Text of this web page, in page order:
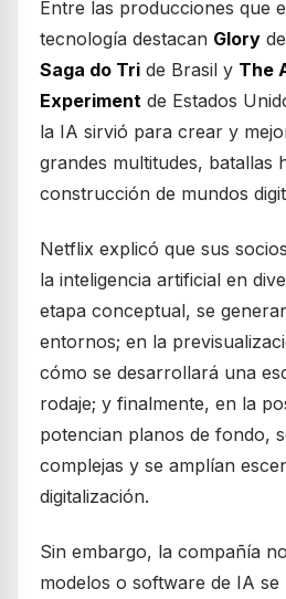
Entre las producciones que
tecnología destacan Glory
Saga do Tri de Brasil y The
Experiment de Estados
la IA sirvió para crear y
grandes multitudes, batallas
construcción de mundos
Netflix explicó que sus
la inteligencia artificial en
etapa conceptual, se
entornos; en la
cómo se desarrollará una
rodaje; y finalmente, en la
potencian planos de fondo,
complejas y se amplían
digitalización.
Sin embargo, la compañía
modelos o software de IA